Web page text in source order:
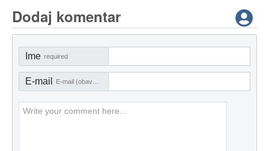
Dodaj komentar
Ime required
E-mail